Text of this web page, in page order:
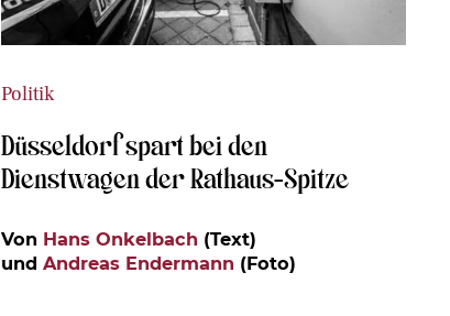
Politik
Düsseldorf spart bei den
Dienstwagen der Rathaus-Spitze
Von Hans Onkelbach (Text)
und Andreas Endermann (Foto)